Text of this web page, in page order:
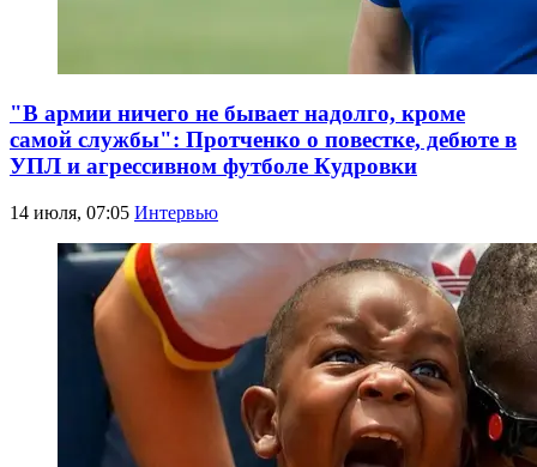
"В армии ничего не бывает надолго, кроме
самой службы": Протченко о повестке, дебюте в
УПЛ и агрессивном футболе Кудровки
14 июля, 07:05 Интервью